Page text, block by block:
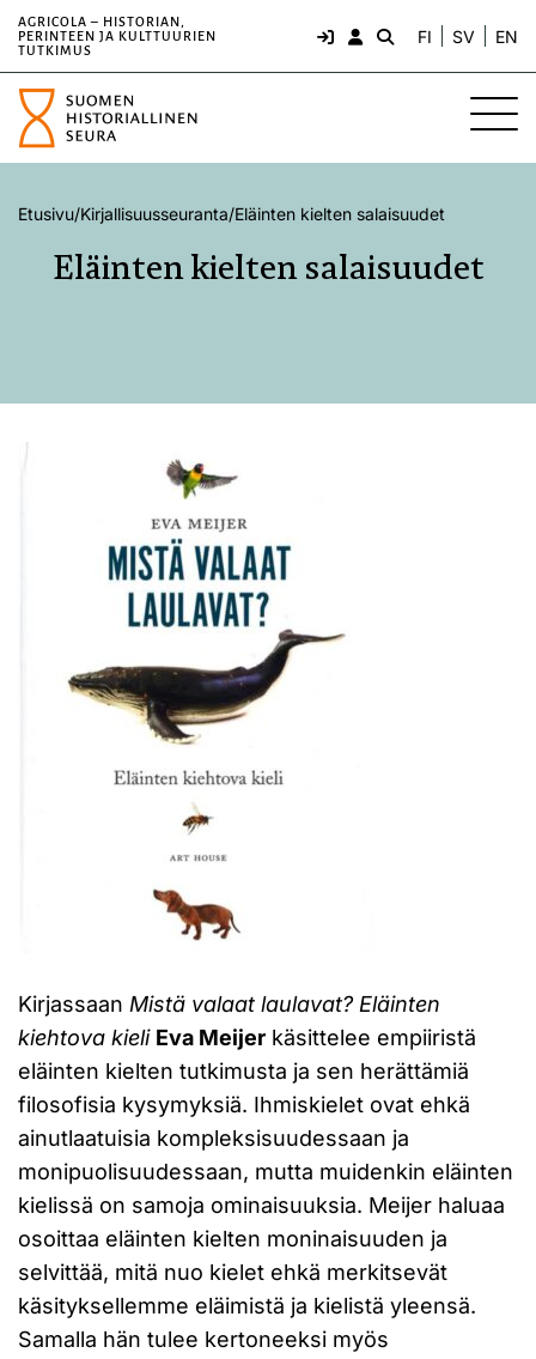
AGRICOLA – HISTORIAN,
PERINTEEN JA KULTTUURIEN
TUTKIMUS
FI SV EN
Etusivu/Kirjallisuusseuranta/Eläinten kielten salaisuudet
Eläinten kielten salaisuudet
Kirjassaan Mistä valaat laulavat? Eläinten
kiehtova kieli Eva Meijer käsittelee empiiristä
eläinten kielten tutkimusta ja sen herättämiä
filosofisia kysymyksiä. Ihmiskielet ovat ehkä
ainutlaatuisia kompleksisuudessaan ja
monipuolisuudessaan, mutta muidenkin eläinten
kielissä on samoja ominaisuuksia. Meijer haluaa
osoittaa eläinten kielten moninaisuuden ja
selvittää, mitä nuo kielet ehkä merkitsevät
käsityksellemme eläimistä ja kielistä yleensä.
Samalla hän tulee kertoneeksi myös